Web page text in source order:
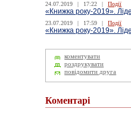
24.07.2019 | 17:22 | Події
«Книжка року-2019».
23.07.2019 | 17:59 | Події
«Книжка року-2019».
коментувати
роздрукувати
повідомити друга
Коментарі